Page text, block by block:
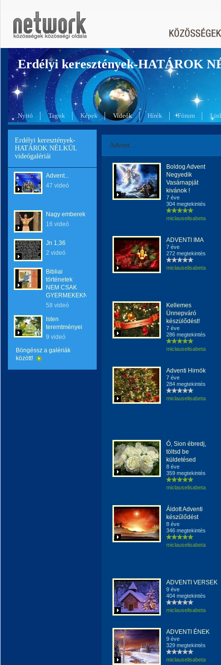
Erdélyi keresztények-HATÁROK
Nyitó Tagok Képek Videók Hírek Fórum
Erdélyi keresztények-
HATÁROK NÉLKÜL
videógalériái
Advent...
47 videó
Nagy emberek
16 videó
Jn 1,36
2 videó
Bibliai
történetek
NEM CSAK
GYERMEKEKNEK
58 videó
Isten
teremtményei
9 videó
Böngéssz a galériák
között!
Advent...
Boldog Advent
Negyedik
Vasárnapját
kivánok !
7 éve
304 megtekintés
miclauselisabeta
ADVENTI IMA
7 éve
272 megtekintés
miclauselisabeta
Kellemes
Ünnepváró
készülődést!
7 éve
286 megtekintés
miclauselisabeta
Adventi Hirnök
7 éve
284 megtekintés
miclauselisabeta
Ó, Sion ébredj,
töltsd be
küldetésed
8 éve
359 megtekintés
miclauselisabeta
Áldott Adventi
készűlődést
8 éve
346 megtekintés
miclauselisabeta
ADVENTI VERSEK
9 éve
404 megtekintés
miclauselisabeta
ADVENTI ÉNEK
9 éve
329 megtekintés
miclauselisabeta